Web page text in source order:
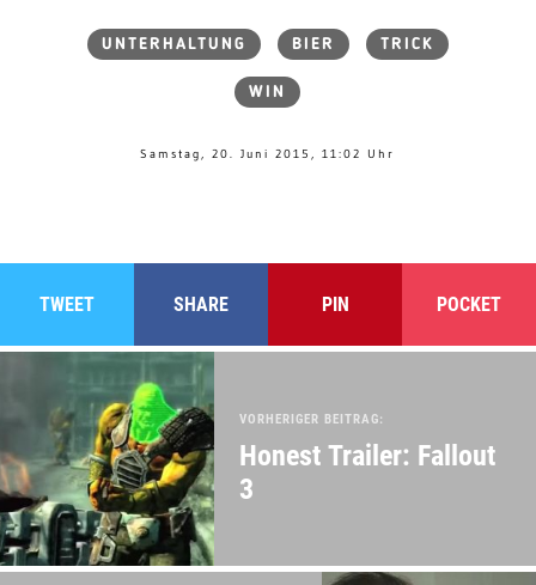
UNTERHALTUNG BIER TRICK
WIN
Samstag, 20. Juni 2015, 11:02 Uhr
TWEET SHARE PIN POCKET
VORHERIGER BEITRAG:
Honest Trailer: Fallout
3